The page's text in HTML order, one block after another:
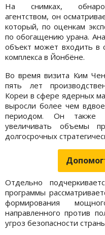
На снимках,
агентством, он
который, по оценкам
по обогащению урана.
объект может входить в
комплекса в Йонбёне.
Во время визита Ким
пять лет
Кореи в сфере ядерных
выросли более чем
периодом. Он также
увеличивать объемы
долгосрочных
Отдельно
программы
формирования
направленного против
угроз безопасности